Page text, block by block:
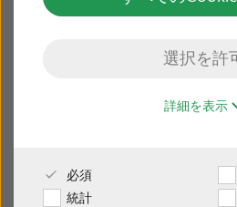
ことがあります。
選択を許
詳細を表示
必須
統計
お問い合わせ
Australia
リサウンド・リンクス3D
外耳道内レシーバ耳かけ型
耳かけ型 取扱説明書